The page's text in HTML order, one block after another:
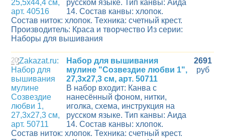
русском языке. Тип канвы: Аида
14. Состав канвы: хлопок.
Состав ниток: хлопок. Техника: счетный крест.
Производитель: Краса и творчество Из серии:
Наборы для вышивания
20
Набор для вышивания
мулине "Созвездие любви 1",
27,3х27,3 см, арт. 50711
В набор входит: Канва с
нанесённый фоном, нитки,
иголка, схема, инструкция на
русском языке. Тип канвы: Аида
14. Состав канвы: хлопок.
Состав ниток: хлопок. Техника: счетный крест.
2691
руб